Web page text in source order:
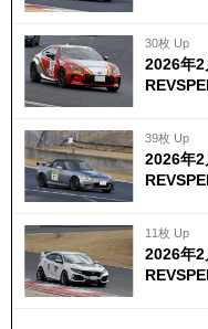
30枚 Up
2026年2
39枚 Up
2026年2
11枚 Up
2026年2